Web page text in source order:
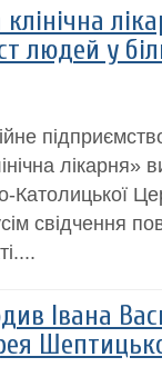
людей у
лікарня»
Католицької
свідчення
Івана